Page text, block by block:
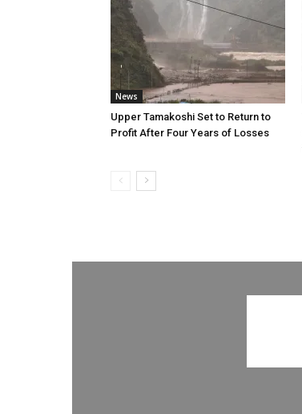
News
Upper Tamakoshi Set to Return to
Profit After Four Years of Losses